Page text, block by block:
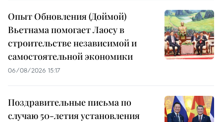
Опыт Обновления (Доймой)
Вьетнама помогает Лаосу в
строительстве независимой и
самостоятельной экономики
06/08/2026 15:17
Поздравительные письма по
случаю 50-летия установления